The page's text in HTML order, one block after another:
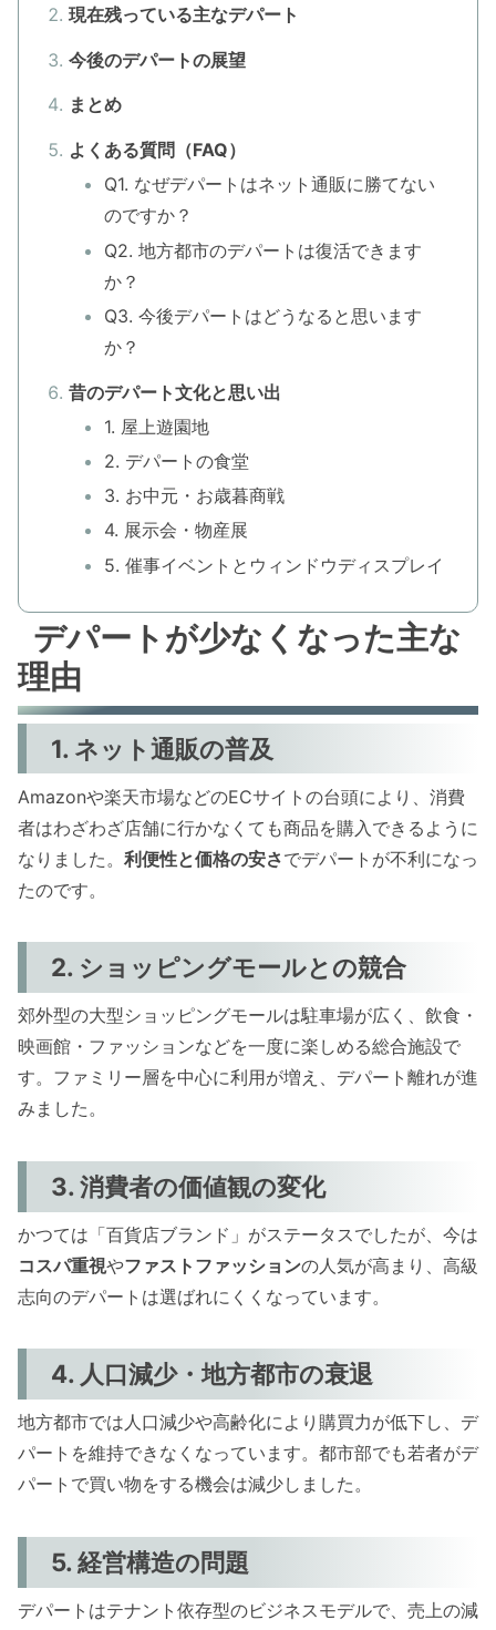
現在残っている主なデパート
今後のデパートの展望
まとめ
よくある質問（FAQ）
Q1. なぜデパートはネット通販に勝てない
のですか？
Q2. 地方都市のデパートは復活できます
か？
Q3. 今後デパートはどうなると思います
か？
昔のデパート文化と思い出
1. 屋上遊園地
2. デパートの食堂
3. お中元・お歳暮商戦
4. 展示会・物産展
5. 催事イベントとウィンドウディスプレイ
デパートが少なくなった主な
理由
1. ネット通販の普及
Amazonや楽天市場などのECサイトの台頭により、消費
者はわざわざ店舗に行かなくても商品を購入できるように
なりました。 利便性と価格の安さでデパートが不利になっ
たのです。
2. ショッピングモールとの競合
郊外型の大型ショッピングモールは駐車場が広く、飲食・
映画館・ファッションなどを一度に楽しめる総合施設で
す。ファミリー層を中心に利用が増え、デパート離れが進
みました。
3. 消費者の価値観の変化
かつては「百貨店ブランド」がステータスでしたが、今は
コスパ重視やファストファッションの人気が高まり、高級
志向のデパートは選ばれにくくなっています。
4. 人口減少・地方都市の衰退
地方都市では人口減少や高齢化により購買力が低下し、デ
パートを維持できなくなっています。都市部でも若者がデ
パートで買い物をする機会は減少しました。
5. 経営構造の問題
デパートはテナント依存型のビジネスモデルで、売上の減